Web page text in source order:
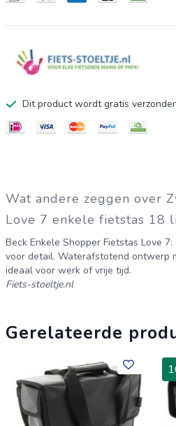
Dit product wordt gratis
Wat andere zeggen over
Love 7 enkele fietstas 18
Beck Enkele Shopper Fietstas Love
voor detail. Waterafstotend ontwerp
ideaal voor werk of vrije tijd.
Fiets-stoeltje.nl
Gerelateerde